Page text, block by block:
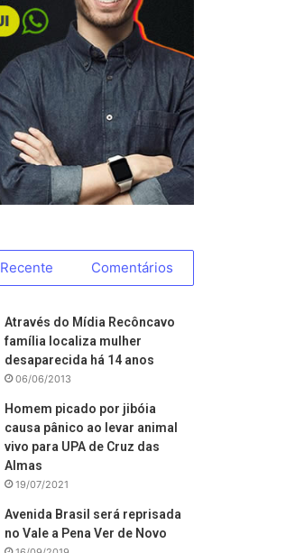
Recente Comentários
Através do Mídia Recôncavo
família localiza mulher
desaparecida há 14 anos
06/06/2013
Homem picado por jibóia
causa pânico ao levar animal
vivo para UPA de Cruz das
Almas
19/07/2021
Avenida Brasil será reprisada
no Vale a Pena Ver de Novo